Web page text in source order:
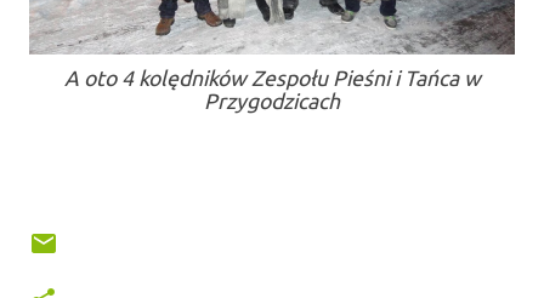
A oto 4 kolędników Zespołu Pieśni i Tańca w
Przygodzicach